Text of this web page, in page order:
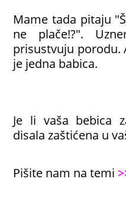
Mame tada pitaju
ne plače!?".
prisustvuju porodu.
je jedna babica.
Je li vaša bebica
disala zaštićena u
Pišite nam na temi